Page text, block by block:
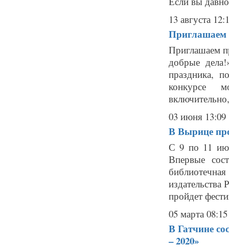
13 августа
Приглашаем
Приглашаем
добрые
праздника,
конкурсе
03 июня 13:09
В Вырице
С 9 по 11
Впервые
пройдет
05 марта 08:15
В Гатчине
– 2020»